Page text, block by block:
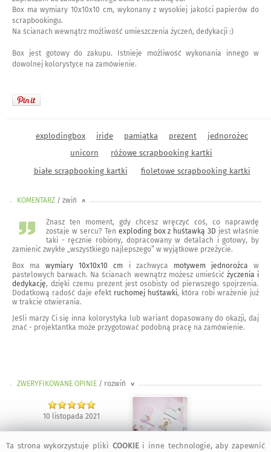
Box ma wymiary 10x10x10 cm, wykonany z wysokiej jakości papierów do
scrapbookingu.
Na ścianach wewnątrz możliwość umieszczenia życzeń, dedykacji :)
Box jest gotowy do zakupu. Istnieje możliwość wykonania innego w
dowolnej kolorystyce na zamówienie.
explodingbox iride pamiątka prezent
jednorożec
unicorn
różowe scrapbooking kartki
białe scrapbooking kartki
fioletowe scrapbooking kartki
KOMENTARZ / zwiń <
Znasz ten moment, gdy chcesz wręczyć coś, co naprawdę
zostaje w sercu? Ten exploding box z huśtawką 3D jest właśnie
taki - ręcznie robiony, dopracowany w detalach i gotowy, by
zamienić zwykłe „wszystkiego najlepszego” w wyjątkowe przeżycie.
Box mawymiary 10x10x10 cm i zachwyca motywem jednorożca w
pastelowych barwach. Na ścianach wewnątrz możesz umieścić życzenia i
dedykację, dzięki czemu prezent jest osobisty od pierwszego spojrzenia.
Dodatkową radość daje efekt ruchomej huśtawki, która robi wrażenie już
w trakcie otwierania.
Jeśli marzy Ci się inna kolorystyka lub wariant dopasowany do okazji, daj
znać - projektantka może przygotować podobną pracę na zamówienie.
ZWERYFIKOWANE OPINIE / rozwiń >
10 listopada 2021
Ta strona wykorzystuje pliki COOKIEi inne technologie, aby zapewnić